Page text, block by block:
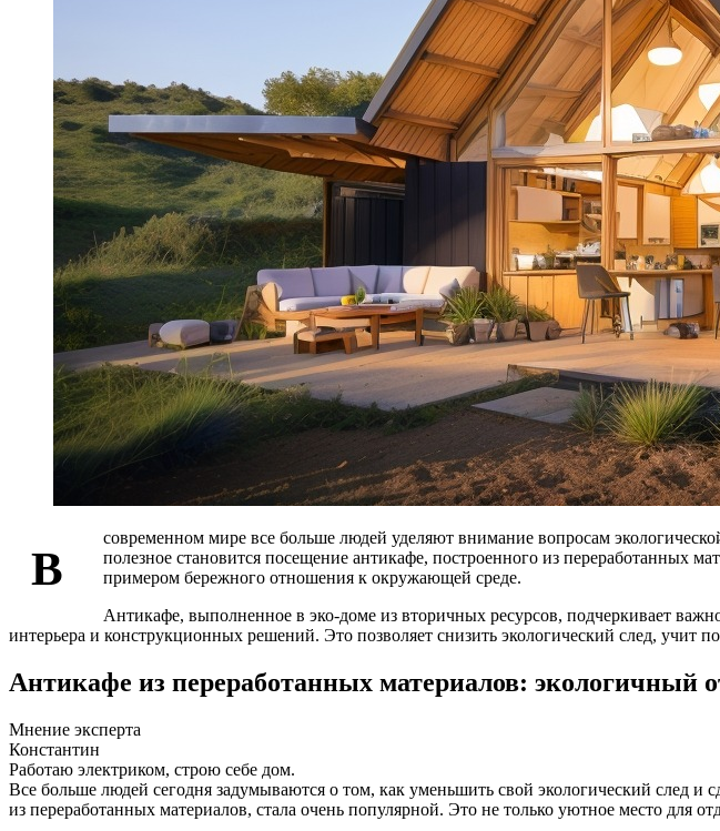
В
современном мире все больше людей уделяют внимание вопросам
полезное становится посещение антикафе, построенного из переработанных
примером бережного отношения к окружающей среде.
Антикафе, выполненное в эко-доме из вторичных ресурсов, подчеркивает
интерьера и конструкционных решений. Это позволяет снизить экологический след, учит
Антикафе из переработанных материалов: экологичный
Мнение эксперта
Константин
Работаю электриком, строю себе дом.
Все больше людей сегодня задумываются о том, как уменьшить свой экологический след
из переработанных материалов, стала очень популярной. Это не только уютное место для